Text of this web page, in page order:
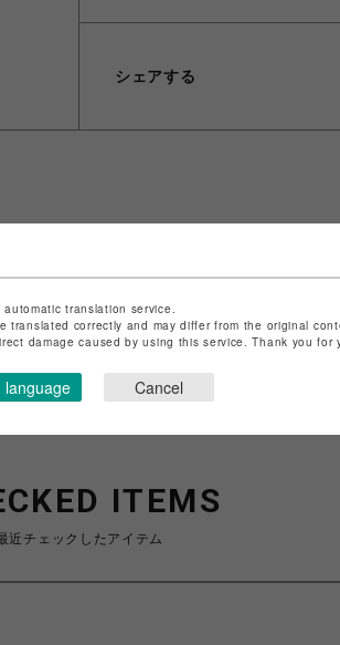
シェアする
づく表記はこちら
こちら
ITEMS
近チェックしたアイテム
translation service.
translated correctly and may differ from the original
damage caused by using this service. Thank you for
language Cancel